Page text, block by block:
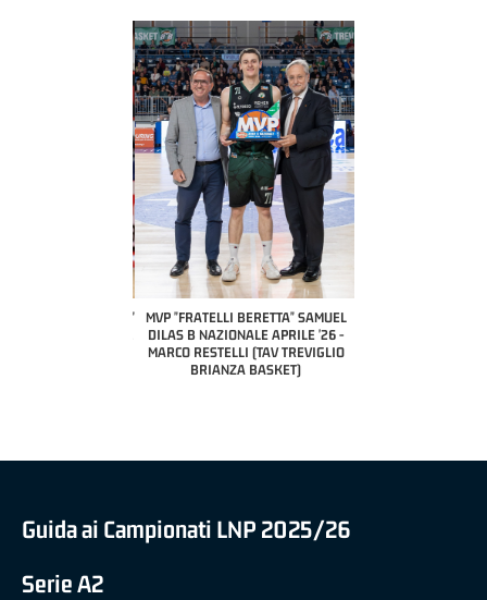
MVP "FRATELLI BERETTA" SAMUEL
DILAS B NAZIONALE APRILE '26 -
MARCO RESTELLI (TAV TREVIGLIO
BRIANZA BASKET)
Guida ai Campionati LNP 2025/26
Serie A2